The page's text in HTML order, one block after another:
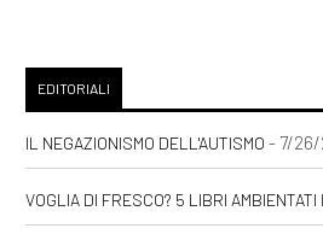
EDITORIALI
IL NEGAZIONISMO DELL'AUTISMO - 7/26/
VOGLIA DI FRESCO? 5 LIBRI AMBIENTATI